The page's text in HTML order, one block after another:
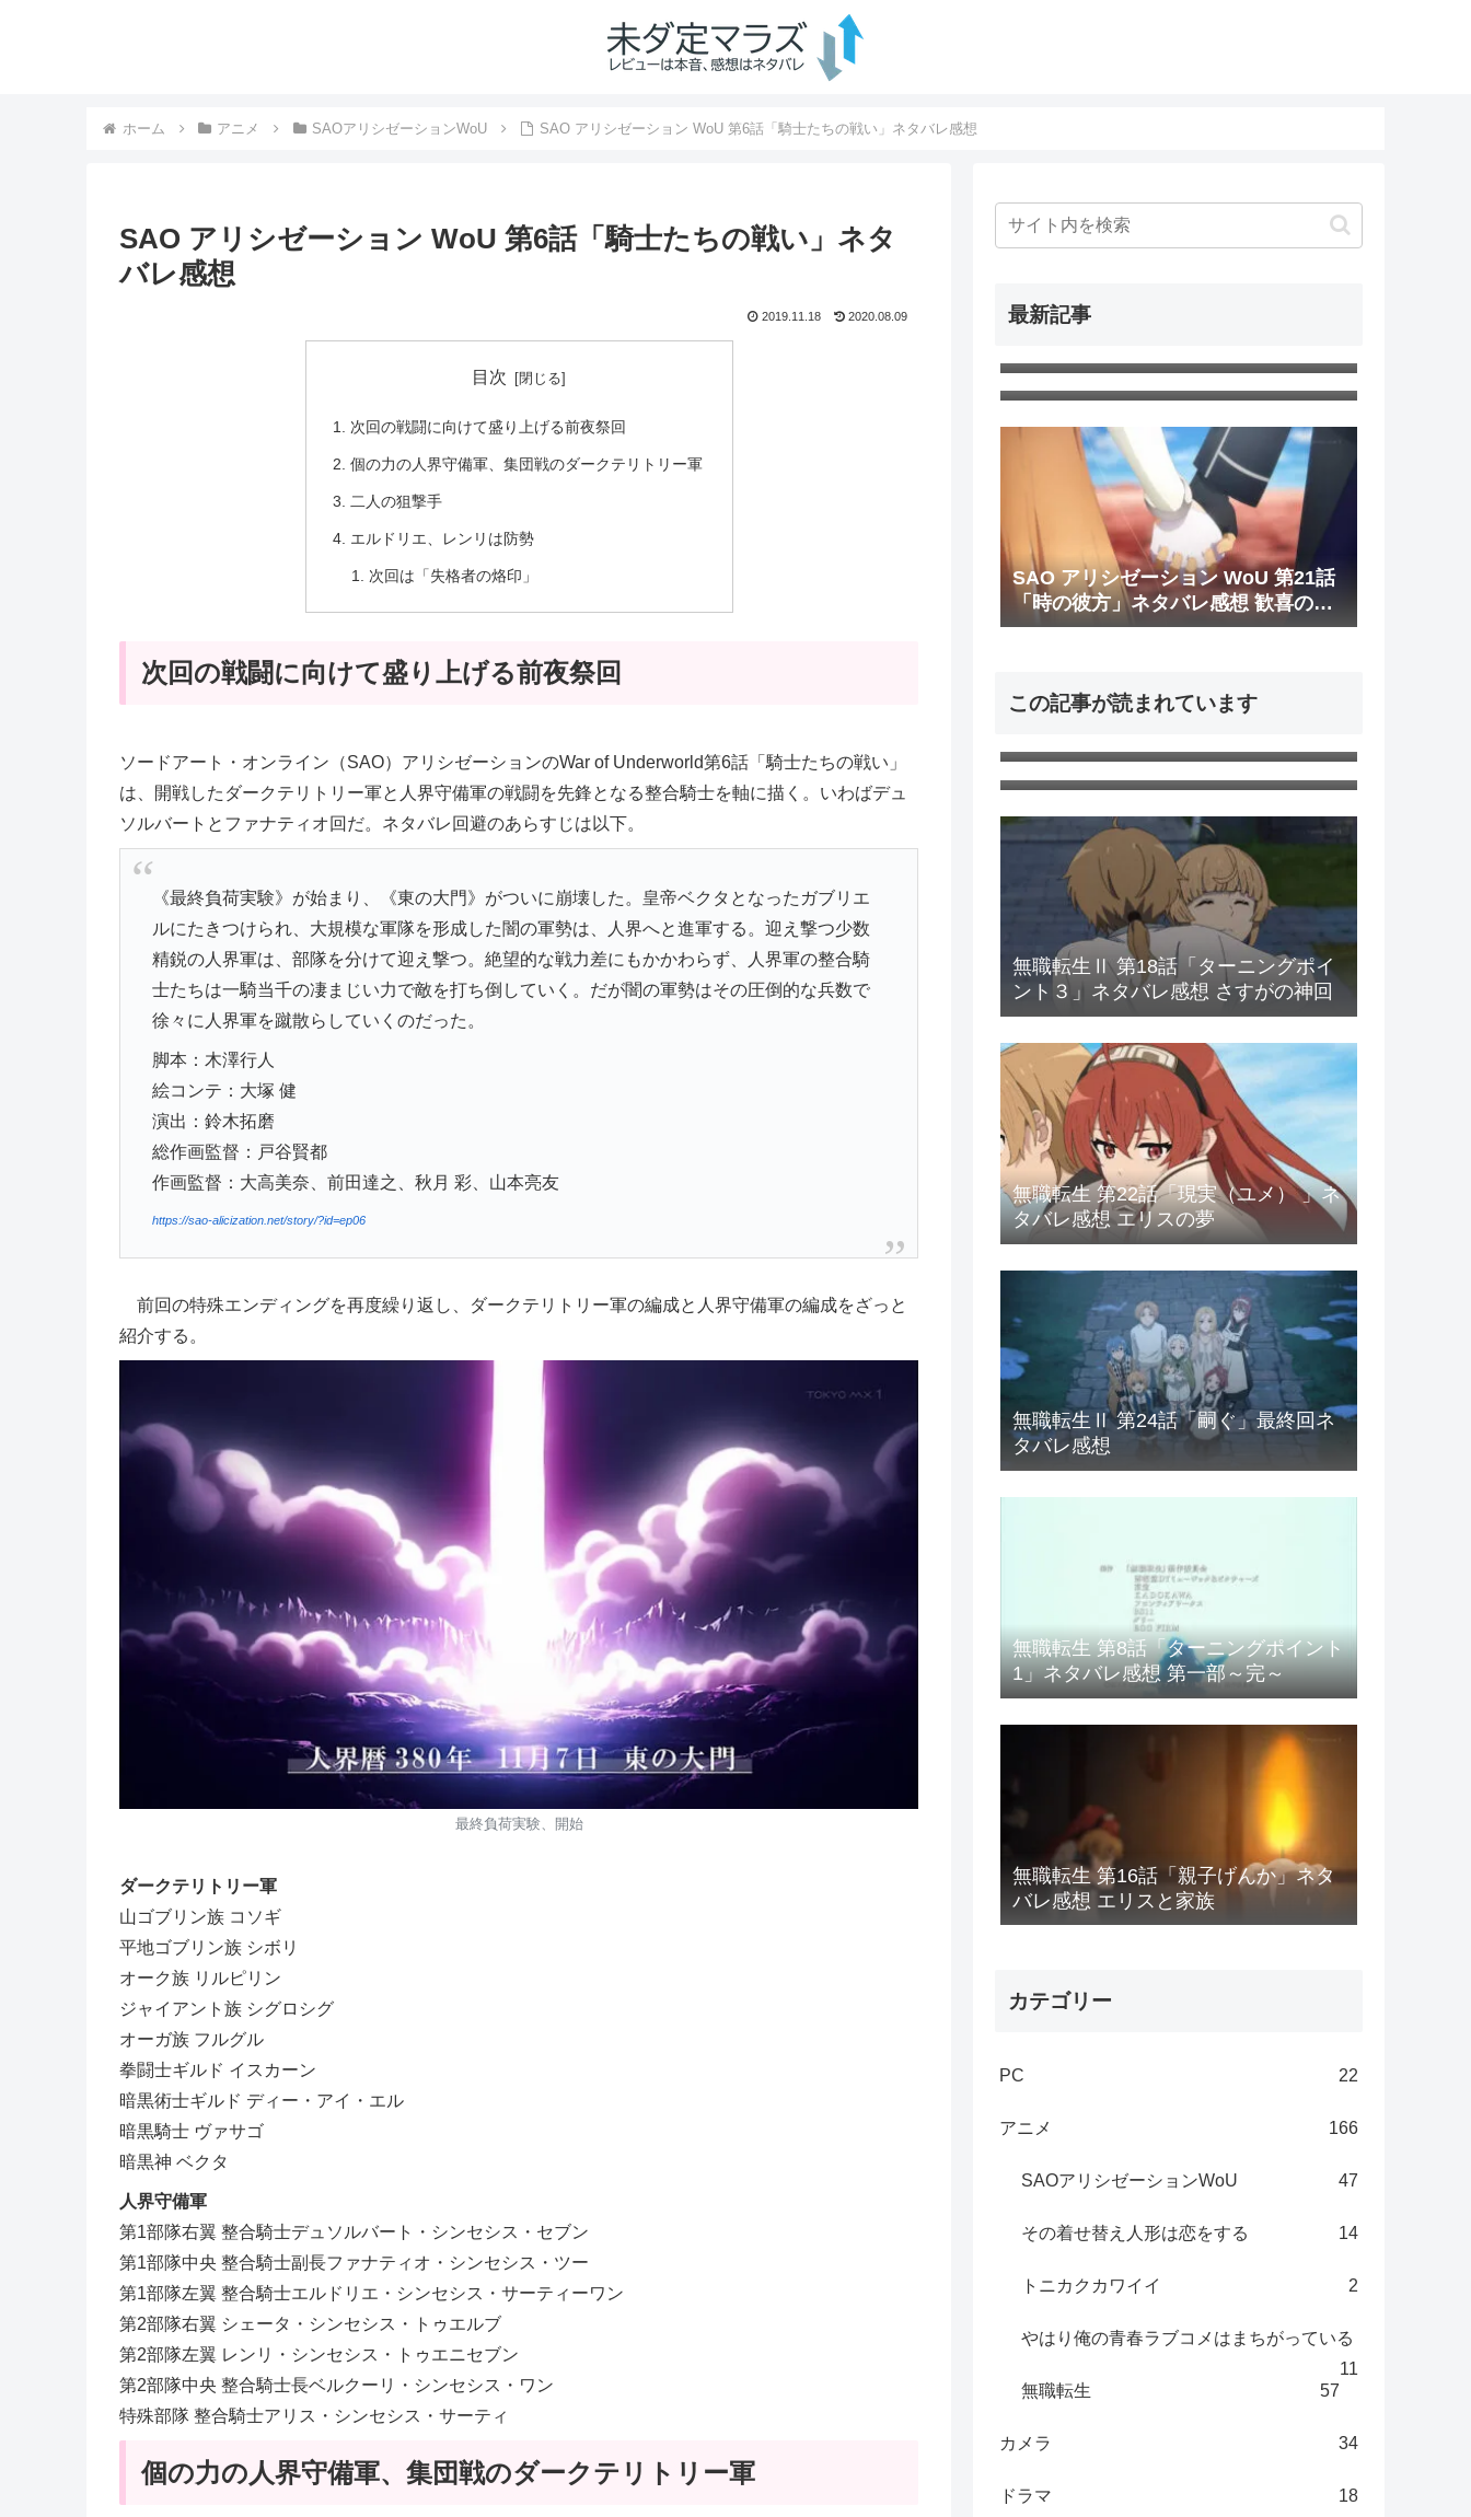
ホーム アニメ SAOアリシゼーションWoU SAO アリシゼーション WoU 第6話「騎士たちの戦い」ネタバレ感想
SAO アリシゼーション WoU 第6話「騎士たちの戦い」ネタ
バレ感想
2019.11.18 2020.08.09
目次
次回の戦闘に向けて盛り上げる前夜祭回
個の力の人界守備軍、集団戦のダークテリトリー軍
二人の狙撃手
エルドリエ、レンリは防勢
次回は「失格者の烙印」
次回の戦闘に向けて盛り上げる前夜祭回
ソードアート・オンライン（SAO）アリシゼーションのWar of Underworld第6話「騎士たちの戦い」
は、開戦したダークテリトリー軍と人界守備軍の戦闘を先鋒となる整合騎士を軸に描く。いわばデュ
ソルバートとファナティオ回だ。ネタバレ回避のあらすじは以下。
《最終負荷実験》が始まり、《東の大門》がついに崩壊した。皇帝ベクタとなったガブリエ
ルにたきつけられ、大規模な軍隊を形成した闇の軍勢は、人界へと進軍する。迎え撃つ少数
精鋭の人界軍は、部隊を分けて迎え撃つ。絶望的な戦力差にもかかわらず、人界軍の整合騎
士たちは一騎当千の凄まじい力で敵を打ち倒していく。だが闇の軍勢はその圧倒的な兵数で
徐々に人界軍を蹴散らしていくのだった。
脚本：木澤行人
絵コンテ：大塚 健
演出：鈴木拓磨
総作画監督：戸谷賢都
作画監督：大高美奈、前田達之、秋月 彩、山本亮友
https://sao-alicization. net/story/?id=ep06
前回の特殊エンディングを再度繰り返し、ダークテリトリー軍の編成と人界守備軍の編成をざっと
紹介する。
最終負荷実験、開始
ダークテリトリー軍
山ゴブリン族 コソギ
平地ゴブリン族 シボリ
オーク族 リルピリン
ジャイアント族 シグロシグ
オーガ族 フルグル
拳闘士ギルド イスカーン
暗黒術士ギルド ディー・アイ・エル
暗黒騎士 ヴァサゴ
暗黒神 ベクタ
人界守備軍
第1部隊右翼 整合騎士デュソルバート・シンセシス・セブン
第1部隊中央 整合騎士副長ファナティオ・シンセシス・ツー
第1部隊左翼 整合騎士エルドリエ・シンセシス・サーティーワン
第2部隊右翼 シェータ・シンセシス・トゥエルブ
第2部隊左翼 レンリ・シンセシス・トゥエニセブン
第2部隊中央 整合騎士長ベルクーリ・シンセシス・ワン
特殊部隊 整合騎士アリス・シンセシス・サーティ
個の力の人界守備軍、集団戦のダークテリトリー軍
最新記事
SAO アリシゼーション WoU 第23話
感想 新世界
「アリス」ネタバレ感想 アリス
SAO アリシゼーション WoU 第21話
「時の彼方」ネタバレ感想 歓喜のC
パート
この記事が読まれています
窓用エアコンがうるさい！ので対策
最終回「ニューワールド」ネタバレ
感想 新世界
無職転生Ⅱ 第18話「ターニングポイ
ント３」ネタバレ感想 さすがの神回
無職転生 第22話「現実（ユメ） 」ネ
タバレ感想 エリスの夢
無職転生Ⅱ 第24話「嗣ぐ」最終回ネ
タバレ感想
無職転生 第8話「ターニングポイント
1」ネタバレ感想 第一部～完～
無職転生 第16話「親子げんか」ネタ
バレ感想 エリスと家族
カテゴリー
PC 22
アニメ 166
SAOアリシゼーションWoU 47
その着せ替え人形は恋をする 14
トニカクカワイイ 2
やはり俺の青春ラブコメはまちがっている
11
無職転生
57
カメラ 34
ドラマ 18